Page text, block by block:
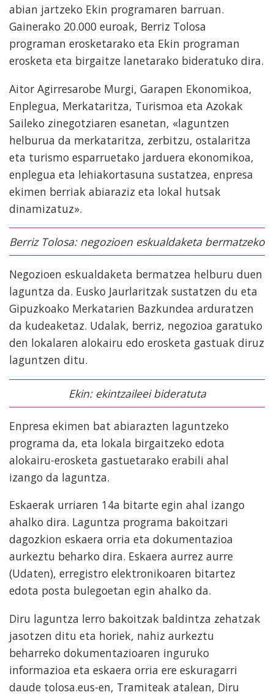
abian jartzeko Ekin programaren barruan.
Gainerako 20.000 euroak, Berriz Tolosa
programan erosketarako eta Ekin programan
erosketa eta birgaitze lanetarako bideratuko dira.
Aitor Agirresarobe Murgi, Garapen Ekonomikoa,
Enplegua, Merkataritza, Turismoa eta Azokak
Saileko zinegotziaren esanetan, «laguntzen
helburua da merkataritza, zerbitzu, ostalaritza
eta turismo esparruetako jarduera ekonomikoa,
enplegua eta lehiakortasuna sustatzea, enpresa
ekimen berriak abiaraziz eta lokal hutsak
dinamizatuz».
Berriz Tolosa: negozioen eskualdaketa bermatzeko
Negozioen eskualdaketa bermatzea helburu duen
laguntza da. Eusko Jaurlaritzak sustatzen du eta
Gipuzkoako Merkatarien Bazkundea arduratzen
da kudeaketaz. Udalak, berriz, negozioa garatuko
den lokalaren alokairu edo erosketa gastuak diruz
laguntzen ditu.
Ekin: ekintzaileei bideratuta
Enpresa ekimen bat abiarazten laguntzeko
programa da, eta lokala birgaitzeko edota
alokairu-erosketa gastuetarako erabili ahal
izango da laguntza.
Eskaerak urriaren 14a bitarte egin ahal izango
ahalko dira. Laguntza programa bakoitzari
dagozkion eskaera orria eta dokumentazioa
aurkeztu beharko dira. Eskaera aurrez aurre
(Udaten), erregistro elektronikoaren bitartez
edota posta bulegoetan egin ahalko da.
Diru laguntza lerro bakoitzak baldintza zehatzak
jasotzen ditu eta horiek, nahiz aurkeztu
beharreko dokumentazioaren inguruko
informazioa eta eskaera orria ere eskuragarri
daude tolosa.eus-en, Tramiteak atalean, Diru